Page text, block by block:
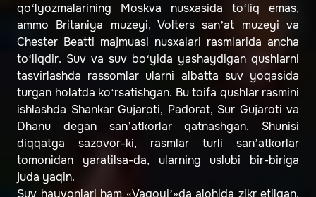
qo‘lyozmalarining Moskva nusxasida to‘liq emas,
ammo Britaniya muzeyi, Volters san’at muzeyi va
Chester Beatti majmuasi nusxalari rasmlarida ancha
to‘liqdir. Suv va suv bo‘yida yashaydigan qushlarni
tasvirlashda rassomlar ularni albatta suv yoqasida
turgan holatda ko‘rsatishgan. Bu toifa qushlar rasmini
ishlashda Shankar Gujaroti, Padorat, Sur Gujaroti va
Dhanu degan san’atkorlar qatnashgan. Shunisi
diqqatga sazovor-ki, rasmlar turli san’atkorlar
tomonidan yaratilsa-da, ularning uslubi bir-biriga
juda yaqin.
Suv hayvonlari ham «Vaqoyi’»da alohida zikr etilgan.